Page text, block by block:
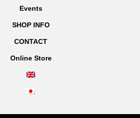
Events
SHOP INFO
CONTACT
Online Store